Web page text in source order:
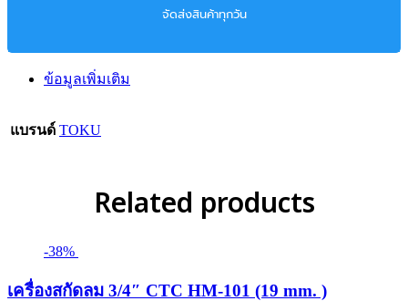
จัดส่งสินค้าทุกวัน
ข้อมูลเพิ่มเติม
แบรนด์ TOKU
Related products
-38%
เครื่องสกัดลม 3/4″ CTC HM-101 (19 mm. )